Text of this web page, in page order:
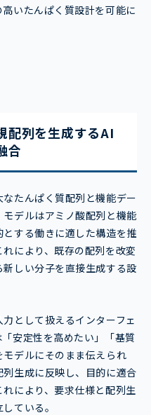
いたんぱく質設計を可能に
配列を生成するAI
合
たんぱく質配列と機能デー
デルはアミノ酸配列と機能
する働きに適した構造を推
により、既存の配列を改変
しい分子を直接生成する設
として扱えるインターフェ
安定性を高めたい」「基質
デルにそのまま伝えられ
生成に反映し、目的に適合
により、要求仕様と配列生
ている。